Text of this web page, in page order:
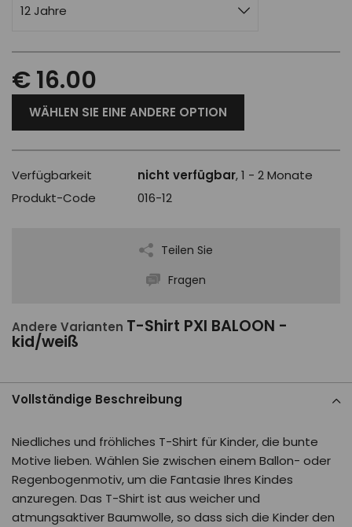
12 Jahre
€ 16.00
WÄHLEN SIE EINE ANDERE OPTION
Verfügbarkeit nicht verfügbar, 1 - 2 Monate
Produkt-Code
016-12
Teilen Sie
Fragen
Andere Varianten T-Shirt PXI BALOON -
kid/weiß
Vollständige Beschreibung
Niedliches und fröhliches T-Shirt für Kinder, die bunte
Motive lieben. Wählen Sie zwischen einem Ballon- oder
Regenbogenmotiv, um die Fantasie Ihres Kindes
anzuregen. Das T-Shirt ist aus weicher und
atmungsaktiver Baumwolle, so dass sich die Kinder den